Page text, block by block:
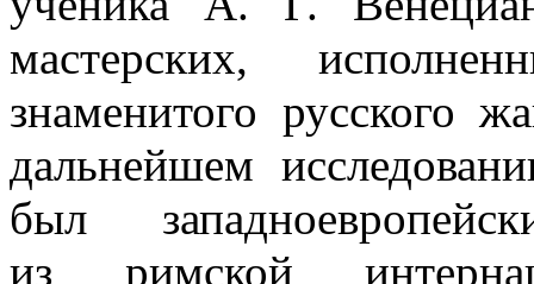
мастерских,
знаменитого русского
дальнейшем
был
из римской